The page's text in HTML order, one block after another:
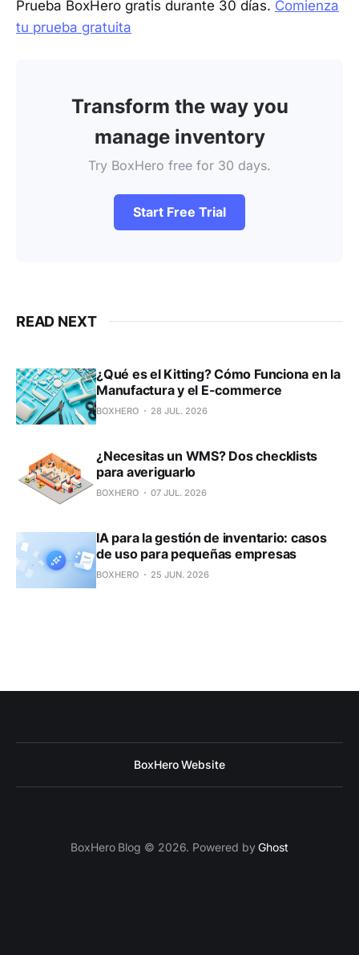
Prueba BoxHero gratis durante 30 días. Comienza
tu prueba gratuita
Transform the way you
manage inventory
Try BoxHero free for 30 days.
Start Free Trial
READ NEXT
¿Qué es el Kitting? Cómo Funciona en la
Manufactura y el E-commerce
BOXHERO 28 JUL. 2026
¿Necesitas un WMS? Dos checklists
para averiguarlo
BOXHERO 07 JUL. 2026
IA para la gestión de inventario: casos
de uso para pequeñas empresas
BOXHERO 25 JUN. 2026
BoxHero Website
BoxHero Blog © 2026. Powered byGhost